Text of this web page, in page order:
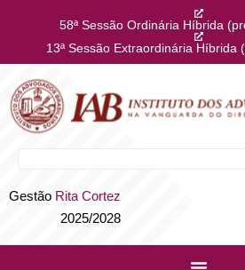
58ª Sessão Ordinária Híbrida
13ª Sessão Extraordinária Híbrida
Gestão Rita Cortez
2025/2028